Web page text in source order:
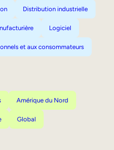
Distribution industrielle
Logiciel
et aux consommateurs
Amérique du Nord
Global